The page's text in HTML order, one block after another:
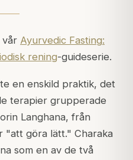
vår Ayurvedic Fasting:
rening-guideserie.
en enskild praktik, det
terapier grupperade
Langhana, från
"att göra lätt." Charaka
som en av de två